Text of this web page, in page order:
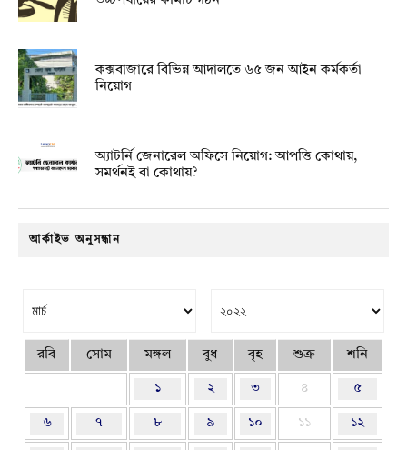
কক্সবাজারে বিভিন্ন আদালতে ৬৫ জন আইন কর্মকর্তা
নিয়োগ
অ্যাটর্নি জেনারেল অফিসে নিয়োগ: আপত্তি কোথায়,
সমর্থনই বা কোথায়?
আর্কাইভ অনুসন্ধান
রবি সোম মঙ্গল বুধ বৃহ শুক্র শনি
১ ২ ৩ ৪ ৫
৬ ৭ ৮ ৯ ১০ ১১ ১২